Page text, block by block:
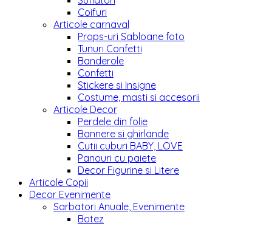
Coifuri
Articole carnaval
Props-uri Sabloane foto
Tunuri Confetti
Banderole
Confetti
Stickere si Insigne
Costume, masti si accesorii
Articole Decor
Perdele din folie
Bannere si ghirlande
Cutii cuburi BABY, LOVE
Panouri cu paiete
Decor Figurine si Litere
Articole Copii
Decor Evenimente
Sarbatori Anuale, Evenimente
Botez